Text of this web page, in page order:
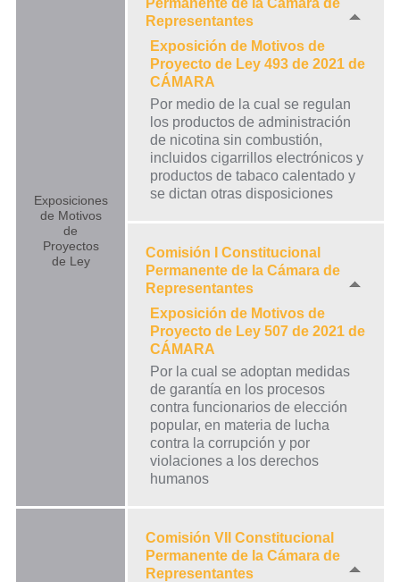
Exposiciones
de Motivos
de
Proyectos
de Ley
Permanente de la Cámara de
Representantes
Exposición de Motivos de
Proyecto de Ley 493 de 2021 de
CÁMARA
Por medio de la cual se regulan
los productos de administración
de nicotina sin combustión,
incluidos cigarrillos electrónicos y
productos de tabaco calentado y
se dictan otras disposiciones
Comisión I Constitucional
Permanente de la Cámara de
Representantes
Exposición de Motivos de
Proyecto de Ley 507 de 2021 de
CÁMARA
Por la cual se adoptan medidas
de garantía en los procesos
contra funcionarios de elección
popular, en materia de lucha
contra la corrupción y por
violaciones a los derechos
humanos
Comisión VII Constitucional
Permanente de la Cámara de
Representantes